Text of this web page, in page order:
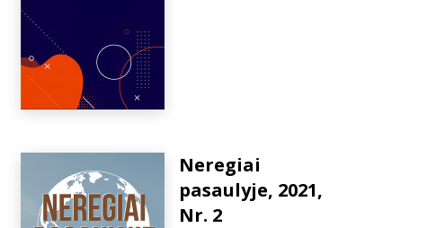
Neregiai
pasaulyje, 2021,
Nr. 2